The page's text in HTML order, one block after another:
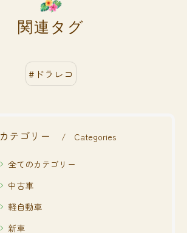
関連タグ
#ドラレコ
カテゴリー Categories
全てのカテゴリー
中古車
軽自動車
新車